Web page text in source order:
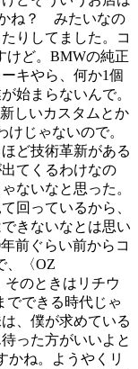
ね？ みたいなの
りしてました。コ
けど。BMWの純正
キやら、何か1個
始まらないんで。
しいカスタムとか
じゃないので。
ど技術革新がある
てくるわけなの
ないなと思った。
回っているから、
きないなとは思い
前ぐらい前からコ
、〈OZ
のときはリチウ
でできる時代じゃ
、僕が求めている
った方がいいよと
かね。ようやくリ